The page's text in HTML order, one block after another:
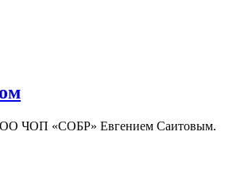
ООО ЧОП «СОБР» Евгением Саитовым.